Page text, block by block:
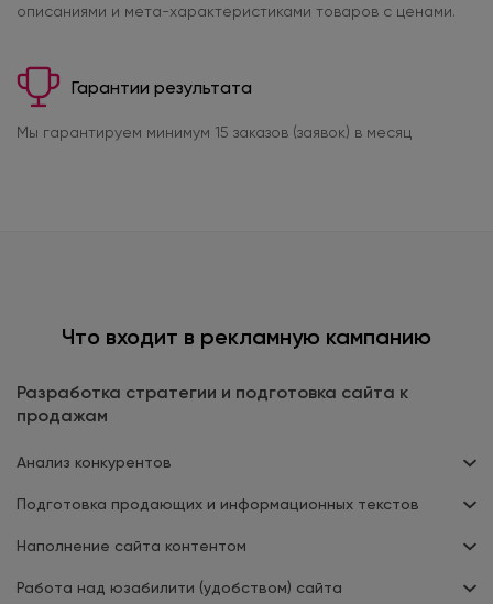
описаниями и мета-характеристиками товаров с ценами.
Гарантии результата
Мы гарантируем минимум 15 заказов (заявок) в месяц
Что входит в рекламную кампанию
Разработка стратегии и подготовка сайта к
продажам
Анализ конкурентов
Подготовка продающих и информационных текстов
Наполнение сайта контентом
Работа над юзабилити (удобством) сайта